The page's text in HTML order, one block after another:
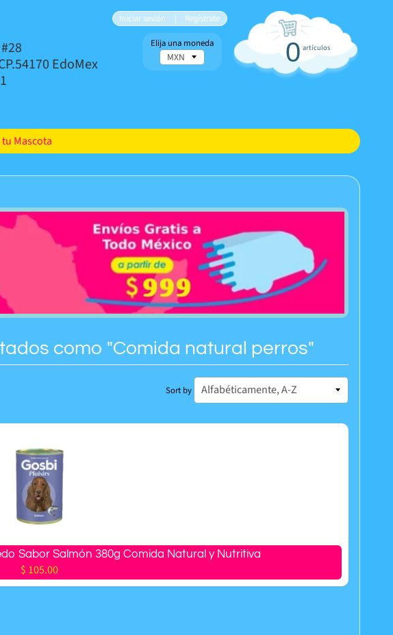
EdoMex
Iniciar sesión | Regístrate
0 artículos
Mascota
Elija una moneda
como "Comida natural perros"
Sort by
Sabor Salmón 380g Comida Natural y Nutritiva
$ 105.00